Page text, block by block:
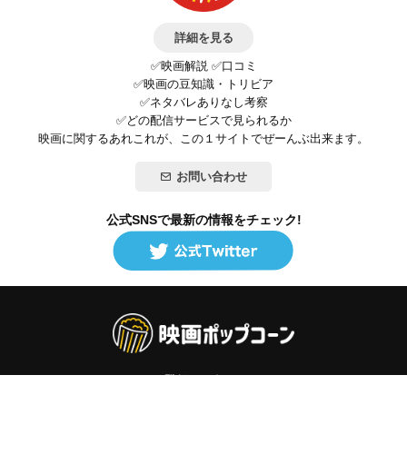
詳細を見る
✅映画解説 ✅口コミ
✅映画の豆知識・トリビア
✅ネタバレありなし考察
✅どの配信サービスで見られるか
映画に関するあれこれが、この１サイトでぜーんぶ出来ます。
お問い合わせ
公式SNSで最新の情報をチェック!